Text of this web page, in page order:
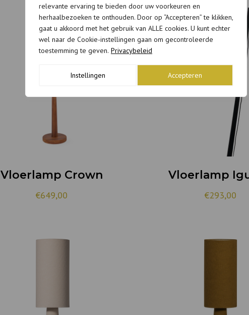
relevante ervaring te bieden door uw voorkeuren en
herhaalbezoeken te onthouden. Door op “Accepteren” te klikken,
gaat u akkoord met het gebruik van ALLE cookies. U kunt echter
wel naar de Cookie-instellingen gaan om gecontroleerde
toestemming te geven. Privacybeleid
Instellingen Accepteren
Vloerlamp Crown
€649,00
Vloerlamp
€293,00